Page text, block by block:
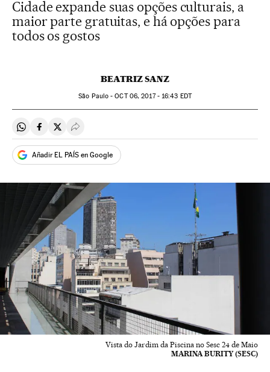
Cidade expande suas opções culturais, a
maior parte gratuitas, e há opções para
todos os gostos
BEATRIZ SANZ
São Paulo -OCT06, 2017 - 16:43 EDT
Compartir en Whatsapp
Compartir en Facebook
Compartir en Twitter
Desplegar Redes Sociales
Añadir EL PAÍS en Google
Vista do Jardim da Piscina no Sesc 24 de Maio
MARINA BURITY (SESC)